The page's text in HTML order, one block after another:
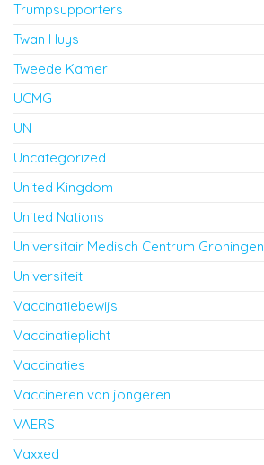
Trumpsupporters
Twan Huys
Tweede Kamer
UCMG
UN
Uncategorized
United Kingdom
United Nations
Universitair Medisch Centrum Groningen
Universiteit
Vaccinatiebewijs
Vaccinatieplicht
Vaccinaties
Vaccineren van jongeren
VAERS
Vaxxed